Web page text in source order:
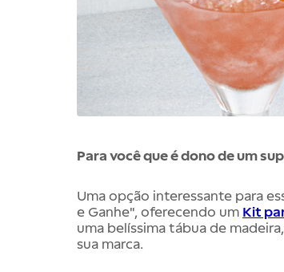
Para você que é dono de um
Uma opção interessante para
e Ganhe", oferecendo um Kit
uma belíssima tábua de
sua marca.